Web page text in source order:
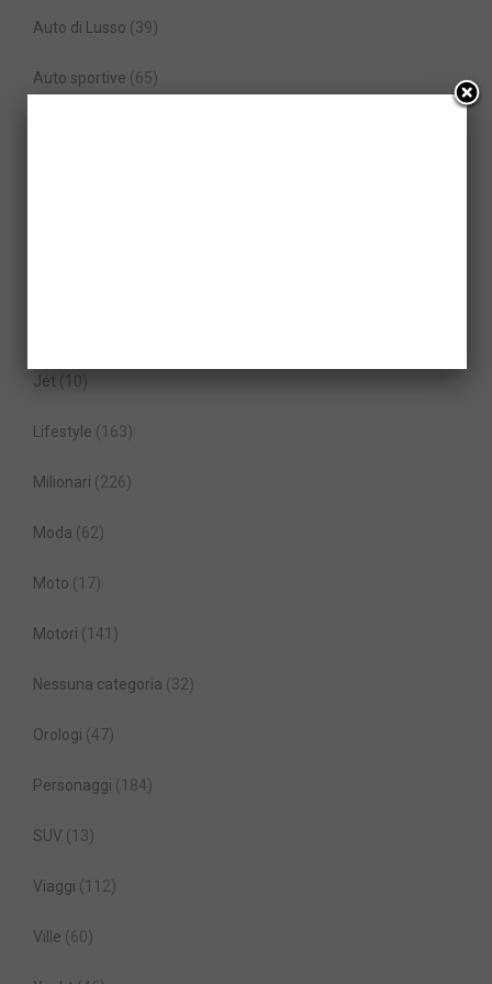
Auto di Lusso (39)
Auto sportive (65)
Jet (10)
Lifestyle (163)
Milionari (226)
Moda (62)
Moto (17)
Motori (141)
Nessuna categoria (32)
Orologi (47)
Personaggi (184)
SUV (13)
Viaggi (112)
Ville (60)